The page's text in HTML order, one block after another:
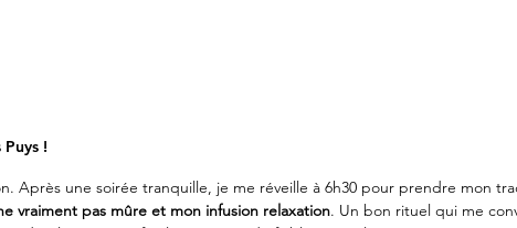
!
Après une soirée tranquille, je me réveille à 6h30 pour prendre mon
vraiment pas mûre et mon infusion relaxation. Un bon rituel qui me